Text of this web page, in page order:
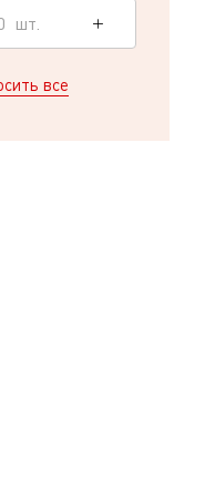
шт.
все